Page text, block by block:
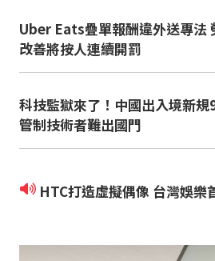
Uber Eats疊單報酬違外送專法
改善將按人連續開罰
科技監獄來了！中國出入境新
管制技術者難出國門
HTC打造虛擬偶像 台灣娛樂